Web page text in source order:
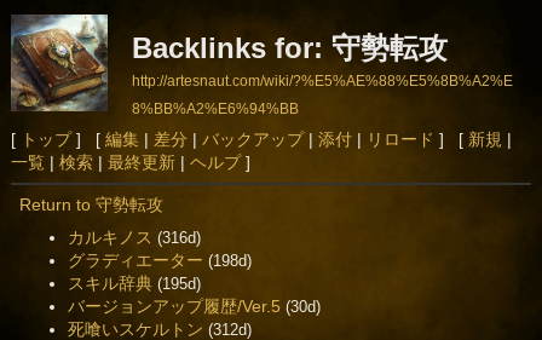
Backlinks for: 守勢転攻
http://artesnaut.com/wiki/?%E5%AE%88%E5%8B%A2%E
8%BB%A2%E6%94%BB
[ トップ] [ 編集| 差分 | バックアップ| 添付| リロード ] [ 新規 |
一覧| 検索| 最終更新| ヘルプ]
Return to 守勢転攻
カルキノス (316d)
グラディエーター (198d)
スキル辞典 (195d)
バージョンアップ履歴/Ver.5 (30d)
死喰いスケルトン (312d)